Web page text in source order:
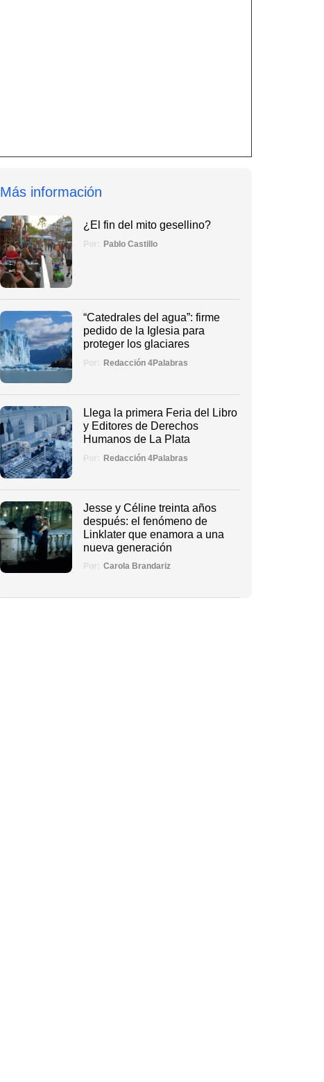
Más información
¿El fin del mito gesellino?
Por: Pablo Castillo
“Catedrales del agua”: firme
pedido de la Iglesia para
proteger los glaciares
Por: Redacción 4Palabras
Llega la primera Feria del Libro
y Editores de Derechos
Humanos de La Plata
Por: Redacción 4Palabras
Jesse y Céline treinta años
después: el fenómeno de
Linklater que enamora a una
nueva generación
Por: Carola Brandariz